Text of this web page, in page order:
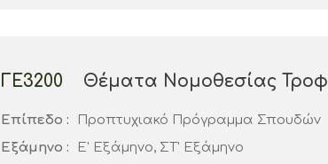
ΓΕ3200 Θέματα Νομοθεσίας
Επίπεδο :
Προπτυχιακό Πρόγραμμα Σπουδών
Εξάμηνο :
Ε' Εξάμηνο, ΣΤ' Εξάμηνο